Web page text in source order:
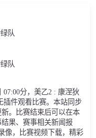
队
队
07:00分，美乙2 : 康涅狄
插件观看比赛。本站同步
。比赛结束后可以在本
果、赛事相关新闻报
像，比赛视频下载，精彩